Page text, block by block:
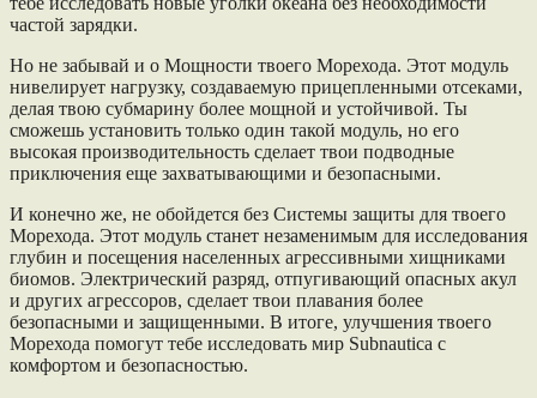
частой зарядки.
Но не забывай и о Мощности твоего Морехода. Этот модуль
нивелирует нагрузку, создаваемую прицепленными отсеками,
делая твою субмарину более мощной и устойчивой. Ты
сможешь установить только один такой модуль, но его
высокая производительность сделает твои подводные
приключения еще захватывающими и безопасными.
И конечно же, не обойдется без Системы защиты для твоего
Морехода. Этот модуль станет незаменимым для исследования
глубин и посещения населенных агрессивными хищниками
биомов. Электрический разряд, отпугивающий опасных акул
и других агрессоров, сделает твои плавания более
безопасными и защищенными. В итоге, улучшения твоего
Морехода помогут тебе исследовать мир Subnautica с
комфортом и безопасностью.